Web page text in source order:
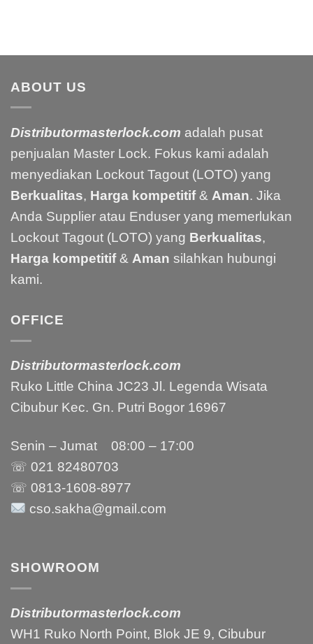
ABOUT US
Distributormasterlock.com adalah pusat
penjualan Master Lock. Fokus kami adalah
menyediakan Lockout Tagout (LOTO) yang
Berkualitas, Harga kompetitif& Aman. Jika
Anda Supplier atau Enduser yang memerlukan
Lockout Tagout (LOTO) yang Berkualitas,
Harga kompetitif& Aman silahkan hubungi
kami.
OFFICE
Distributormasterlock.com
Ruko Little China JC23 Jl. Legenda Wisata
Cibubur Kec. Gn. Putri Bogor 16967
Senin – Jumat 08:00 – 17:00
☏ 021 82480703
☏ 0813-1608-8977
cso.sakha@gmail.com
SHOWROOM
Distributormasterlock.com
WH1 Ruko North Point, Blok JE 9, Cibubur